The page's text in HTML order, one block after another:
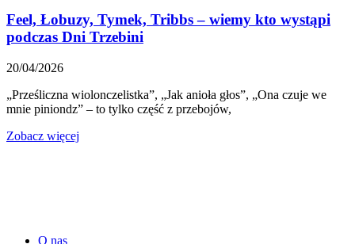
Feel, Łobuzy, Tymek, Tribbs – wiemy kto wystąpi
podczas Dni Trzebini
20/04/2026
„Prześliczna wiolonczelistka”, „Jak anioła głos”, „Ona czuje we
mnie piniondz” – to tylko część z przebojów,
Zobacz więcej
O nas